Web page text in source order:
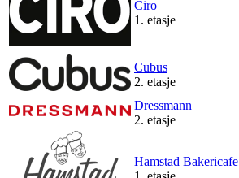
Tilbud
Merker
Inspirasjon
Ciro
1. etasje
Cubus
2. etasje
Dressmann
2. etasje
Hamstad Bakericafe